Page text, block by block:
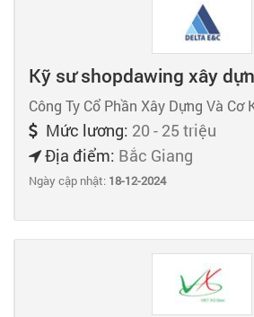
Kỹ sư shopdawing xây
Công Ty Cổ Phần Xây Dựng Và Cơ
Mức lương: 20 - 25 triệu
Địa điểm: Bắc Giang
Ngày cập nhật: 18-12-2024